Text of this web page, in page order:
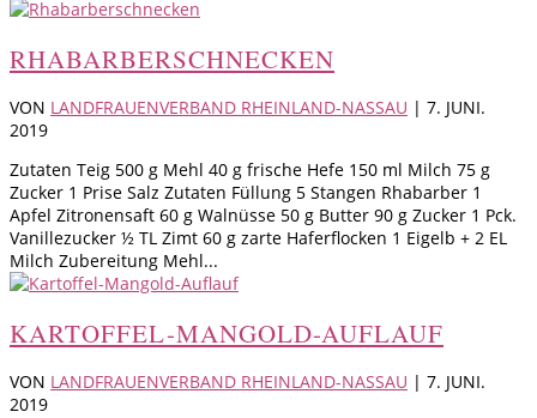
RHABARBERSCHNECKEN
VON LANDFRAUENVERBAND RHEINLAND-NASSAU | 7. JUNI.
2019
Zutaten Teig 500 g Mehl 40 g frische Hefe 150 ml Milch 75 g
Zucker 1 Prise Salz Zutaten Füllung 5 Stangen Rhabarber 1
Apfel Zitronensaft 60 g Walnüsse 50 g Butter 90 g Zucker 1 Pck.
Vanillezucker ½ TL Zimt 60 g zarte Haferflocken 1 Eigelb + 2 EL
Milch Zubereitung Mehl...
KARTOFFEL-MANGOLD-AUFLAUF
VON LANDFRAUENVERBAND RHEINLAND-NASSAU | 7. JUNI.
2019